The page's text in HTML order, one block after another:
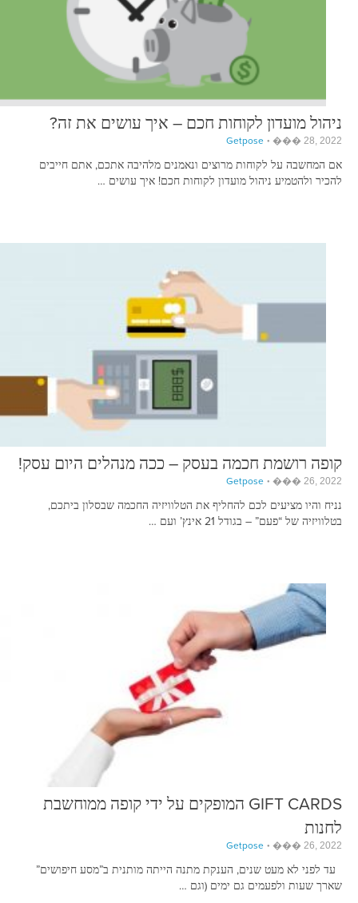
ניהול מועדון לקוחות חכם – איך עושים את זה?
Getpose ��� 28, 2022
אם המחשבה על לקוחות מרוצים ונאמנים מלהיבה אתכם, אתם חייבים
להכיר ולהטמיע ניהול מועדון לקוחות חכם! איך עושים …
קופה רושמת חכמה בעסק – ככה מנהלים היום עסק!
Getpose ��� 26, 2022
נניח והיו מציעים לכם להחליף את הטלוויזיה החכמה שבסלון ביתכם,
בטלוויזיה של “פעם” – בגודל 21 אינץ’ ועם …
GIFT CARDS המופקים על ידי קופה ממוחשבת
לחנות
Getpose ��� 26, 2022
עד לפני לא מעט שנים, הענקת מתנה הייתה מותנית ב”מסע חיפושים”
שארך שעות ולפעמים גם ימים (וגם …